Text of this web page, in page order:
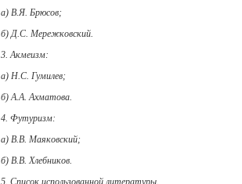
а) В.Я. Брюсов;
б) Д.С. Мережковский.
3. Акмеизм:
а) Н.С. Гумилев;
б) А.А. Ахматова.
4. Футуризм:
а) В.В. Маяковский;
б)В.В. Хлебников.
5. Список использованной литературы.